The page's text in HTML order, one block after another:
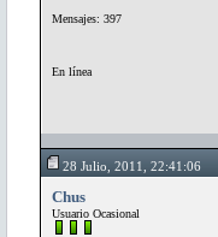
Mensajes: 397
En línea
28 Julio, 2011, 22:41:06
Chus
Usuario Ocasional